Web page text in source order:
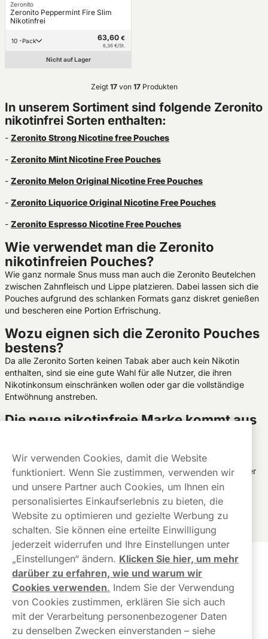
Zeronito
Zeronito Peppermint Fire Slim
Nikotinfrei
10 -Pack 63,60 €
6,36 €/St.
Nicht auf Lager
Zeigt 17von 17 Produkten
In unserem Sortiment sind folgende Zeronito
nikotinfrei Sorten enthalten:
- Zeronito Strong Nicotine free Pouches
- Zeronito Mint Nicotine Free Pouches
- Zeronito Melon Original Nicotine Free Pouches
- Zeronito Liquorice Original Nicotine Free Pouches
- Zeronito Espresso Nicotine Free Pouches
Wie verwendet man die Zeronito
nikotinfreien Pouches?
Wie ganz normale Snus muss man auch die Zeronito Beutelchen
zwischen Zahnfleisch und Lippe platzieren. Dabei lassen sich die
Pouches aufgrund des schlanken Formats ganz diskret genießen
und bescheren eine Portion Erfrischung.
Wozu eignen sich die Zeronito Pouches
bestens?
Da alle Zeronito Sorten keinen Tabak aber auch kein Nikotin
enthalten, sind sie eine gute Wahl für alle Nutzer, die ihren
Nikotinkonsum einschränken wollen oder gar die vollständige
Entwöhnung anstreben.
Die neue nikotinfreie Marke kommt aus
Familienunternehmen Microzero AB produziert. Die Schweden
setzen dabei nicht nur auf beste Zutaten und hohe Qualität ihrer
Produkte, sondern auch auf eine umweltgerechte CO2-
emissionsneutrale Produktion.
Kundendienst
Links
Über uns
Wir verwenden Cookies, damit die Website
funktioniert. Wenn Sie zustimmen, verwenden wir
und unsere Partner auch Cookies, um Ihnen ein
personalisiertes Einkaufserlebnis zu bieten, die
Website zu optimieren und gezielte Werbung zu
schalten. Sie können eine erteilte Einwilligung
jederzeit widerrufen und Ihre Einstellungen unter
„Einstellungen“ ändern. Klicken Sie hier, um mehr
darüber zu erfahren, wie und warum wir
Cookies verwenden. Indem Sie der Verwendung
von Cookies zustimmen, erklären Sie sich auch
mit der Verarbeitung personenbezogener Daten
zu denselben Zwecken einverstanden – siehe